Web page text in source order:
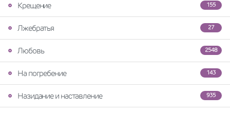
155
Крещение
27
Лжебратья
2548
Любовь
143
На погребение
935
Назидание и наставление